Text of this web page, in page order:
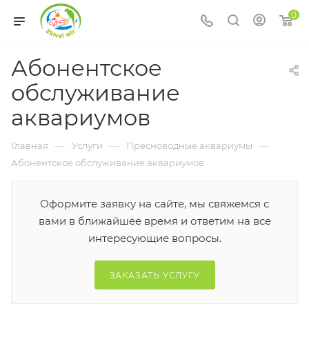
0
Абонентское
обслуживание
аквариумов
Главная — Услуги — Пресноводные аквариумы —
Абонентское обслуживание аквариумов
Оформите заявку на сайте, мы свяжемся с
вами в ближайшее время и ответим на все
интересующие вопросы.
ЗАКАЗАТЬ УСЛУГУ